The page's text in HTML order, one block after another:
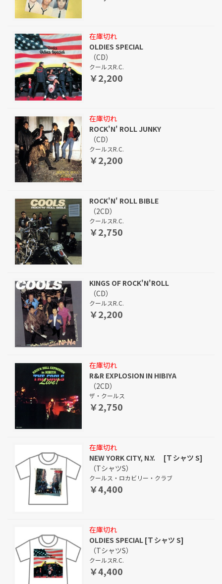
在庫切れ
OLDIES SPECIAL
（CD）
クールスR.C.
￥2,200
在庫切れ
ROCK'N' ROLL JUNKY
（CD）
クールスR.C.
￥2,200
ROCK'N' ROLL BIBLE
（2CD）
クールスR.C.
￥2,750
KINGS OF ROCK'N'ROLL
（CD）
クールスR.C.
￥2,200
在庫切れ
R&R EXPLOSION IN HIBIYA
（2CD）
ザ・クールス
￥2,750
在庫切れ
NEW YORK CITY, N.Y. [Ｔシャツ S]
（TシャツS）
クールス・ロカビリー・クラブ
￥4,400
在庫切れ
OLDIES SPECIAL [Ｔシャツ S]
（TシャツS）
クールスR.C.
￥4,400